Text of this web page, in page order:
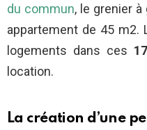
du commun, le grenier à
appartement de 45 m2.
logements dans ces
location.
La création d’une